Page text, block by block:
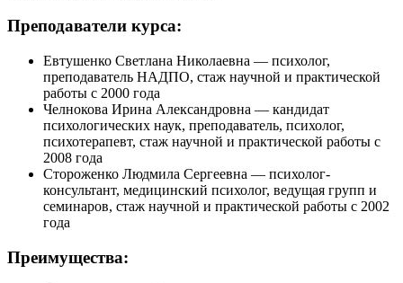
Преподаватели курса:
Евтушенко Светлана Николаевна — психолог,
преподаватель НАДПО, стаж научной и практической
работы с 2000 года
Челнокова Ирина Александровна — кандидат
психологических наук, преподаватель, психолог,
психотерапевт, стаж научной и практической работы с
2008 года
Стороженко Людмила Сергеевна — психолог-
консультант, медицинский психолог, ведущая групп и
семинаров, стаж научной и практической работы с 2002
года
Преимущества: